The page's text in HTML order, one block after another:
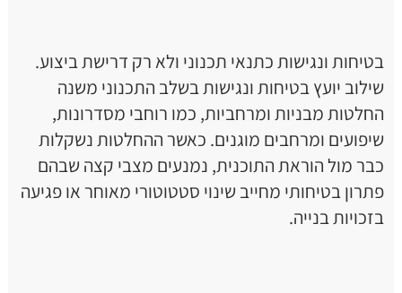
בטיחות ונגישות כתנאי תכנוני ולא רק דרישת ביצוע.
שילוב יועץ בטיחות ונגישות בשלב התכנוני משנה
החלטות מבניות ומרחביות, כמו רוחבי מסדרונות,
שיפועים ומרחבים מוגנים. כאשר ההחלטות נשקלות
כבר מול הוראת התוכנית, נמנעים מצבי קצה שבהם
פתרון בטיחותי מחייב שינוי סטטוטורי מאוחר או פגיעה
בזכויות בנייה.